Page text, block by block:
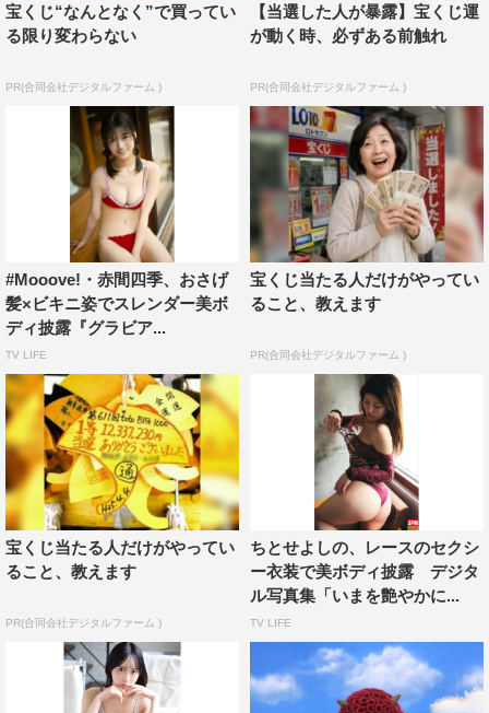
宝くじ“なんとなく”で買ってい
る限り変わらない
PR(合同会社デジタルファーム )
【当選した人が暴露】宝くじ運
が動く時、必ずある前触れ
PR(合同会社デジタルファーム )
#Mooove!・赤間四季、おさげ
髪×ビキニ姿でスレンダー美ボ
ディ披露『グラビア...
TV LIFE
宝くじ当たる人だけがやってい
ること、教えます
PR(合同会社デジタルファーム )
宝くじ当たる人だけがやってい
ること、教えます
PR(合同会社デジタルファーム )
ちとせよしの、レースのセクシ
ー衣装で美ボディ披露 デジタ
ル写真集「いまを艶やかに...
TV LIFE